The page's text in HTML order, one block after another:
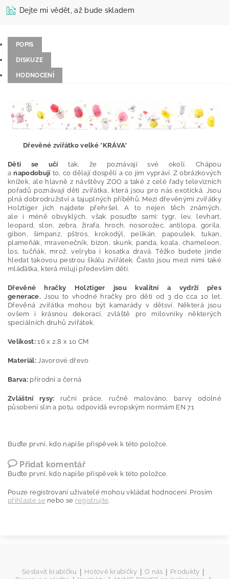
Dejte mi vědět, až bude skladem
POPIS
DISKUZE
HODNOCENÍ
Dřevěné zvířátko velké *KRÁVA*
Děti se učítak, že poznávají své okolí. Chápou
anapodobujíto, co dělají dospělí a co jim vypráví. Z obrázkových
knížek, ale hlavně z návštěvy ZOO a také z celé řady televizních
pořadů poznávají děti zvířátka, která jsou pro nás exotická. Jsou
plná dobrodružství a tajuplných příběhů. Mezi dřevěnými zvířátky
Holztiger jich najdete přehršel. A to nejen těch známých,
ale i méně obvyklých, však posuďte sami: tygr, lev, levhart,
leopard, slon, zebra, žirafa, hroch, nosorožec, antilopa, gorila,
gibon, šimpanz, pštros, krokodýl, pelikán, papoušek, tukan,
plameňák, mravenečník, bizon, skunk, panda, koala, chameleon,
los, tučňák, mrož, velryba i kosatka dravá. Těžko budete jinde
hledat takovou pestrou škálu zvířátek. Často jsou mezi nimi také
mláďátka, která milují především děti.
Dřevěné hračky Holztiger jsou kvalitní a vydrží přes
generace.Jsou to vhodné hračky pro děti od 3 do cca 10 let.
Dřevěná zvířátka mohou být kamarády v dětsví. Některá jsou
ovšem i krásnou dekorací, zvláště pro milovníky některých
speciálních druhů zvířátek.
Velikost:16 x 2,8 x 10 CM
Materiál:Javorové dřevo
Barva: přírodní a černá
Zvláštní rysy: ruční práce, ručně malováno, barvy odolné
působení slin a potu, odpovídá evropským normám EN 71
Buďte první, kdo napíše příspěvek k této položce.
Přidat komentář
Buďte první, kdo napíše příspěvek k této položce.
Pouze registrovaní uživatelé mohou vkládat hodnocení. Prosím
přihlaste se nebo se registrujte.
Sestavit krabičku Hotové krabičky O nás Produkty